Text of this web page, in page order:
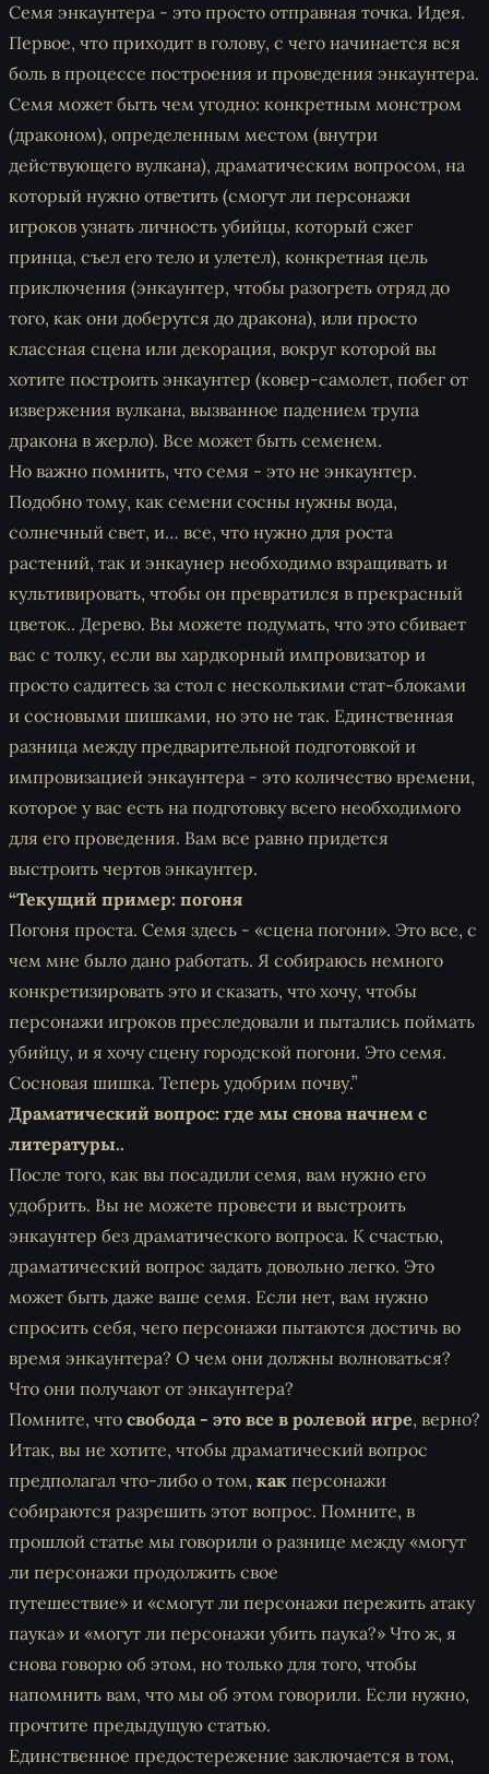
Семя энкаунтера - это просто отправная точка. Идея.
Первое, что приходит в голову, с чего начинается вся
боль в процессе построения и проведения энкаунтера.
Семя может быть чем угодно: конкретным монстром
(драконом), определенным местом (внутри
действующего вулкана), драматическим вопросом, на
который нужно ответить (смогут ли персонажи
игроков узнать личность убийцы, который сжег
принца, съел его тело и улетел), конкретная цель
приключения (энкаунтер, чтобы разогреть отряд до
того, как они доберутся до дракона), или просто
классная сцена или декорация, вокруг которой вы
хотите построить энкаунтер (ковер-самолет, побег от
извержения вулкана, вызванное падением трупа
дракона в жерло). Все может быть семенем.
Но важно помнить, что семя - это не энкаунтер.
Подобно тому, как семени сосны нужны вода,
солнечный свет, и… все, что нужно для роста
растений, так и энкаунер необходимо взращивать и
культивировать, чтобы он превратился в прекрасный
цветок.. Дерево. Вы можете подумать, что это сбивает
вас с толку, если вы хардкорный импровизатор и
просто садитесь за стол с несколькими стат-блоками
и сосновыми шишками, но это не так. Единственная
разница между предварительной подготовкой и
импровизацией энкаунтера - это количество времени,
которое у вас есть на подготовку всего необходимого
для его проведения. Вам все равно придется
выстроить чертов энкаунтер.
“Текущий пример: погоня
Погоня проста. Семя здесь - «сцена погони». Это все, с
чем мне было дано работать. Я собираюсь немного
конкретизировать это и сказать, что хочу, чтобы
персонажи игроков преследовали и пытались поймать
убийцу, и я хочу сцену городской погони. Это семя.
Сосновая шишка. Теперь удобрим почву.”
Драматический вопрос: где мы снова начнем с
литературы..
После того, как вы посадили семя, вам нужно его
удобрить. Вы не можете провести и выстроить
энкаунтер без драматического вопроса. К счастью,
драматический вопрос задать довольно легко. Это
может быть даже ваше семя. Если нет, вам нужно
спросить себя, чего персонажи пытаются достичь во
время энкаунтера? О чем они должны волноваться?
Что они получают от энкаунтера?
Помните, что свобода - это все в ролевой игре, верно?
Итак, вы не хотите, чтобы драматический вопрос
предполагал что-либо о том, как персонажи
собираются разрешить этот вопрос. Помните, в
прошлой статье мы говорили о разнице между«могут
ли персонажи продолжить свое
путешествие» и «смогут ли персонажи пережить атаку
паука» и «могут ли персонажи убить паука?» Что ж, я
снова говорю об этом, но только для того, чтобы
напомнить вам, что мы об этом говорили. Если нужно,
прочтите предыдущую статью.
Единственное предостережение заключается в том,